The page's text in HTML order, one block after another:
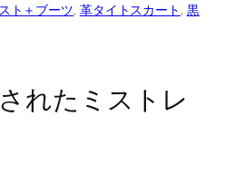
ト＋ブーツ, 革タイトスカート, 黒
れたミストレ